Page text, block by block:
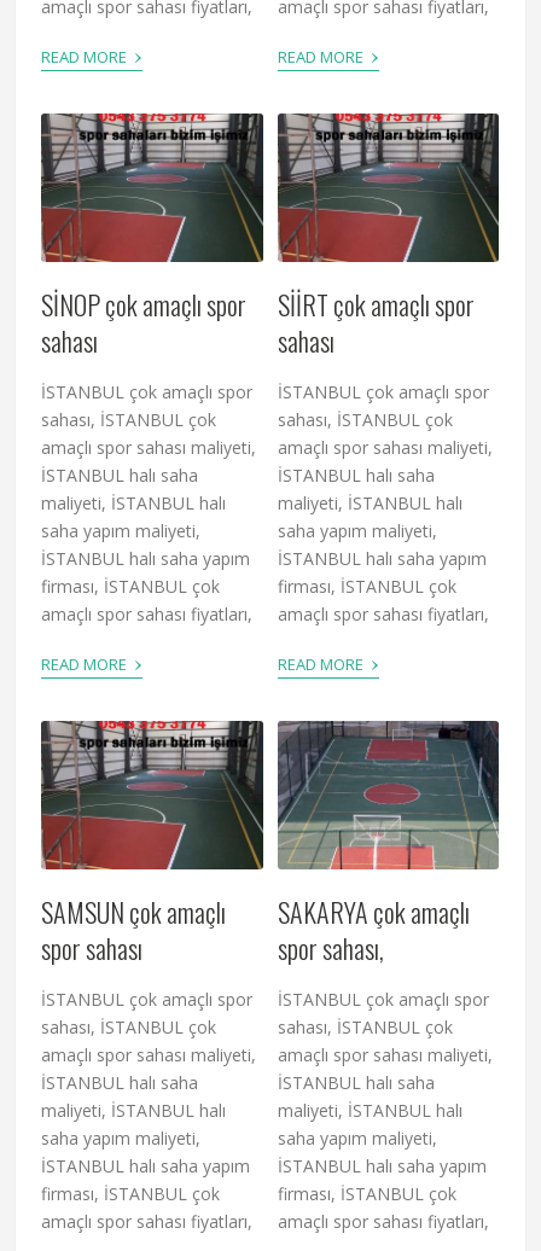
amaçlı spor sahası fiyatları,
READ MORE ›
amaçlı spor sahası fiyatları,
READ MORE ›
SİNOP çok amaçlı spor
sahası
İSTANBUL çok amaçlı spor
sahası, İSTANBUL çok
amaçlı spor sahası maliyeti,
İSTANBUL halı saha
maliyeti, İSTANBUL halı
saha yapım maliyeti,
İSTANBUL halı saha yapım
firması, İSTANBUL çok
amaçlı spor sahası fiyatları,
READ MORE ›
SİİRT çok amaçlı spor
sahası
İSTANBUL çok amaçlı spor
sahası, İSTANBUL çok
amaçlı spor sahası maliyeti,
İSTANBUL halı saha
maliyeti, İSTANBUL halı
saha yapım maliyeti,
İSTANBUL halı saha yapım
firması, İSTANBUL çok
amaçlı spor sahası fiyatları,
READ MORE ›
SAMSUN çok amaçlı
spor sahası
İSTANBUL çok amaçlı spor
sahası, İSTANBUL çok
amaçlı spor sahası maliyeti,
İSTANBUL halı saha
maliyeti, İSTANBUL halı
saha yapım maliyeti,
İSTANBUL halı saha yapım
firması, İSTANBUL çok
amaçlı spor sahası fiyatları,
SAKARYA çok amaçlı
spor sahası,
İSTANBUL çok amaçlı spor
sahası, İSTANBUL çok
amaçlı spor sahası maliyeti,
İSTANBUL halı saha
maliyeti, İSTANBUL halı
saha yapım maliyeti,
İSTANBUL halı saha yapım
firması, İSTANBUL çok
amaçlı spor sahası fiyatları,